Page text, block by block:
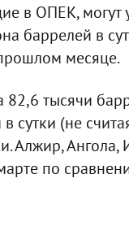
в ОПЕК, могут
баррелей в
месяце.
тысячи
сутки (не
Алжир,
по